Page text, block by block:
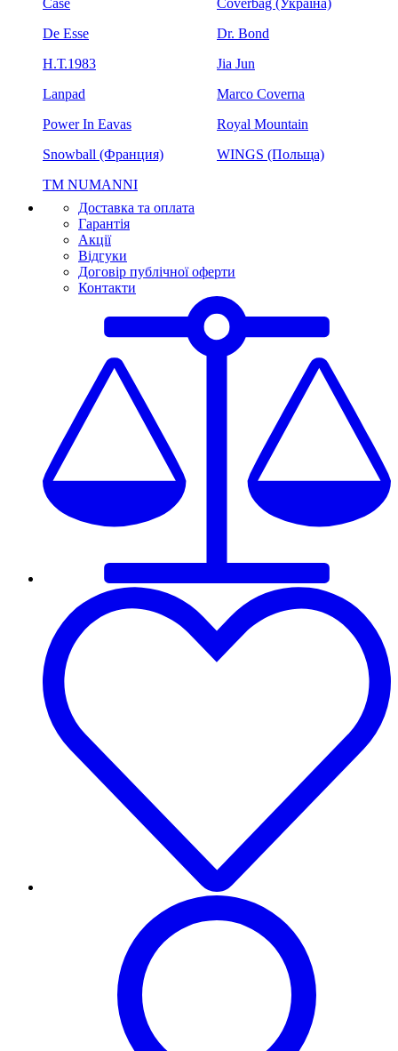
Case
Coverbag (Україна)
De Esse
Dr. Bond
H.Т.1983
Jia Jun
Lanpad
Marco Coverna
Power In Eavas
Royal Mountain
Snowball (Франция)
WINGS (Польща)
ТМ NUMANNI
Доставка та оплата
Гарантія
Акції
Відгуки
Договір публічної оферти
Контакти